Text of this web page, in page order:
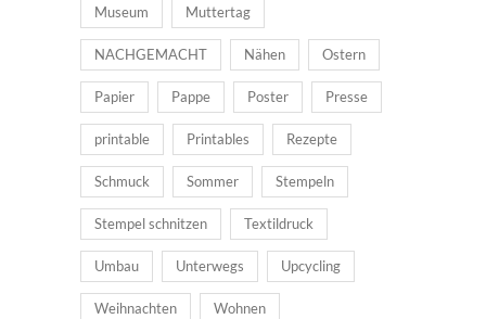
Museum Muttertag
NACHGEMACHT Nähen Ostern
Papier Pappe Poster Presse
printable Printables Rezepte
Schmuck Sommer Stempeln
Stempel schnitzen Textildruck
Umbau Unterwegs Upcycling
Weihnachten Wohnen